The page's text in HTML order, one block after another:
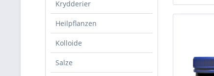
Krydderier
Heilpflanzen
Kolloide
Salze